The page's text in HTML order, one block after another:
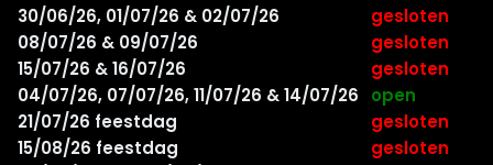
30/06/26, 01/07/26 & 02/07/26
gesloten
08/07/26 & 09/07/26
gesloten
15/07/26 & 16/07/26
gesloten
04/07/26, 07/07/26, 11/07/26 & 14/07/26
open
21/07/26 feestdag
gesloten
15/08/26 feestdag
gesloten